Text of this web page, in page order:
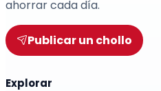
ahorrar cada día.
Publicar un chollo
Explorar